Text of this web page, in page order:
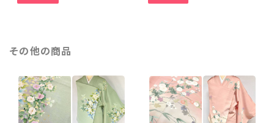
その他の商品